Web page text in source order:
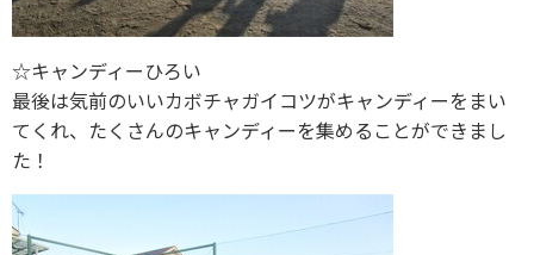
☆キャンディーひろい
最後は気前のいいカボチャガイコツがキャンディーをまい
てくれ、たくさんのキャンディーを集めることができまし
た！